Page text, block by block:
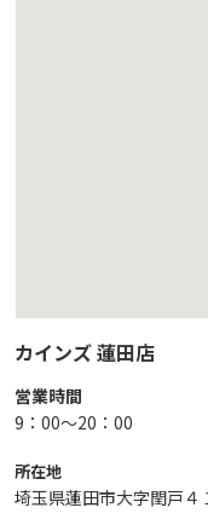
カインズ 蓮田店
営業時間
9：00～20：00
所在地
埼玉県蓮田市大字閏戸４